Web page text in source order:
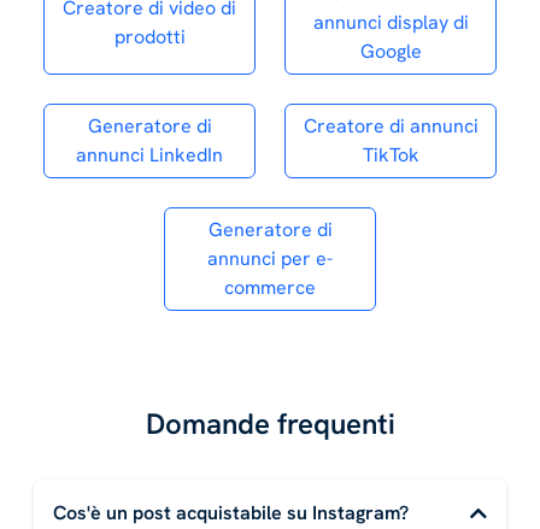
Creatore di video di
prodotti
annunci display di
Google
Generatore di
annunci LinkedIn
Creatore di annunci
TikTok
Generatore di
annunci per e-
commerce
Domande frequenti
Cos'è un post acquistabile su Instagram?